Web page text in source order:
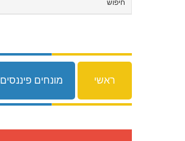
ראשי מונחים פיננסים